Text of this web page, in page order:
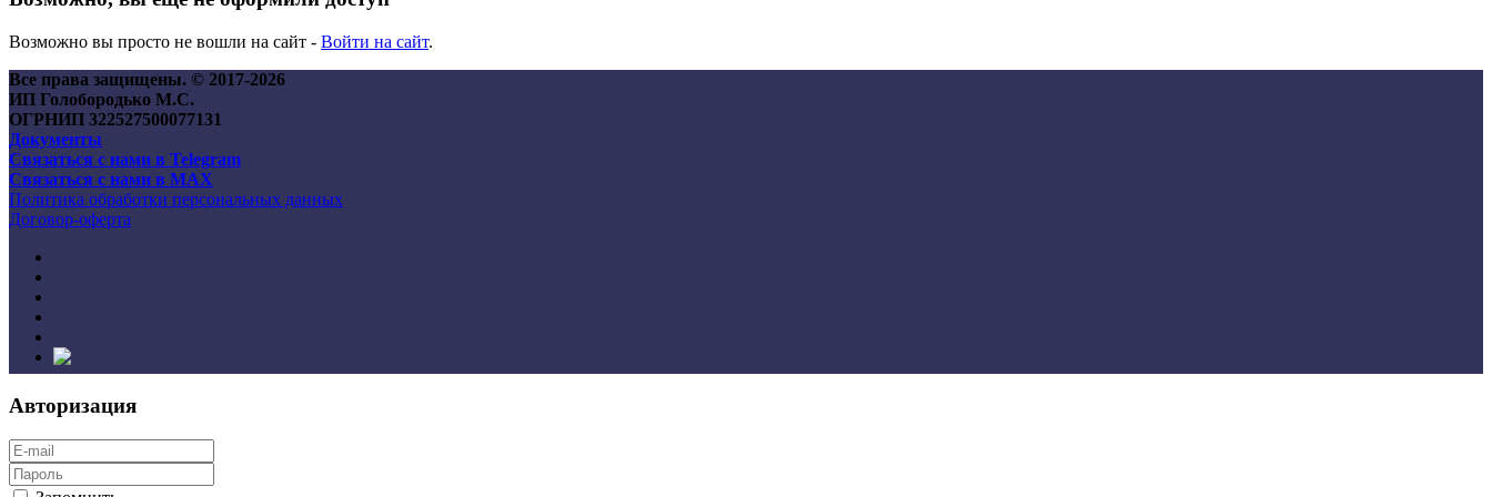
Возможно вы просто не вошли на сайт - Войти на сайт.
Все права защищены. © 2017-2026
ИП Голобородько М.С.
ОГРНИП 322527500077131
Документы
Связаться с нами в Telegram
Связаться с нами в MAX
Политика обработки персональных данных
Договор-оферта
Авторизация